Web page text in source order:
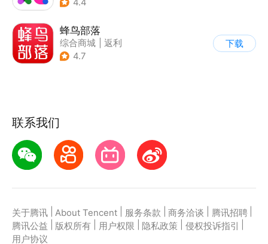
4.4
蜂鸟部落
综合商城
返利
4.7
下载
联系我们
关于腾讯 About Tencent 服务条款 商务洽谈 腾讯招聘
腾讯公益
版权所有 用户权限 隐私政策 侵权投诉指引
用户协议